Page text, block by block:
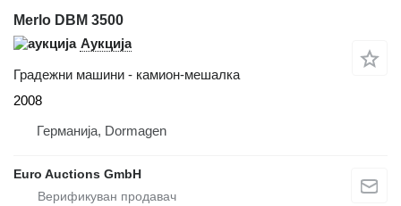
Merlo DBM 3500
Аукција
Градежни машини - камион-мешалка
2008
Германија, Dormagen
Euro Auctions GmbH